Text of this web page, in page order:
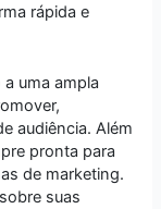
rápida e
uma ampla
audiência. Além
pronta para
de marketing.
suas